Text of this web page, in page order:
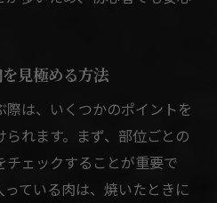
見極める方法
は、いくつかのポイントを
れます。まず、部位ごとの
ェックすることが重要で
ている肉は、焼いたときに